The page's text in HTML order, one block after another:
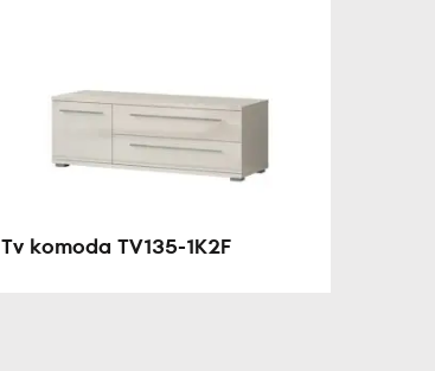
Tv komoda TV135-1K2F